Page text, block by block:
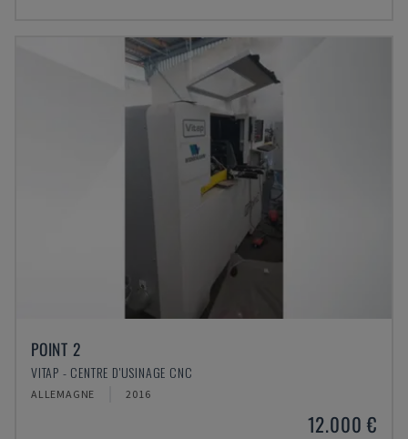
POINT 2
VITAP - CENTRE D'USINAGE CNC
ALLEMAGNE 2016
12.000 €